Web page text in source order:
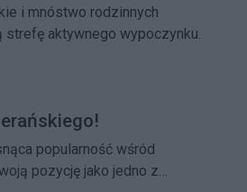
i mnóstwo rodzinnych
aktywnego wypoczynku.
popularność wśród
pozycję jako jedno z